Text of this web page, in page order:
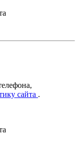
сайта .